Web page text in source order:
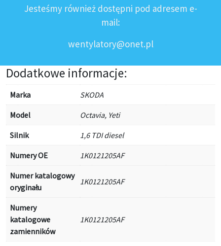
Jesteśmy również dostępni pod adresem e-
mail:
wentylatory@onet.pl
Dodatkowe informacje:
Marka SKODA
Model Octavia, Yeti
Silnik 1,6 TDI diesel
Numery OE 1K0121205AF
Numer katalogowy
oryginału
1K0121205AF
Numery
katalogowe
zamienników
1K0121205AF